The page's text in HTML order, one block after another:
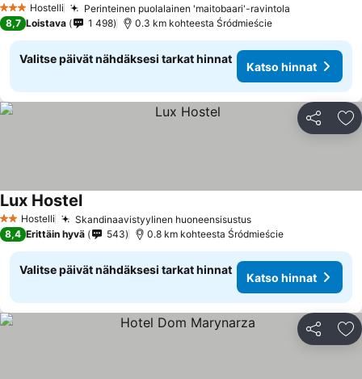
3 Tähtiluokitus
Hostelli Perinteinen puolalainen 'maitobaari'-ravintola
8,7 Loistava 1 498 0.3 km kohteesta Śródmieście
Valitse päivät nähdäksesi tarkat hinnat
Katso hinnat
Jaa
2 Tähtiluokitus
Hostelli Skandinaavistyylinen huoneensisustusKatso hinnat
Lux HostelKatso hinnat
8,4 Erittäin hyvä 543 0.8 km kohteesta Śródmieście
Valitse päivät nähdäksesi tarkat hinnat
Katso hinnat
Jaa